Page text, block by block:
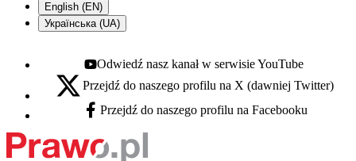
English (EN)
Українська (UA)
Youtube - otwiera się w nowej karcie
Odwiedź nasz kanał w serwisie YouTube
X - otwiera się w nowej karcie
Przejdź do naszego profilu na X (dawniej Twitter)
Facebook - otwiera się w nowej karcie
Przejdź do naszego profilu na Facebooku